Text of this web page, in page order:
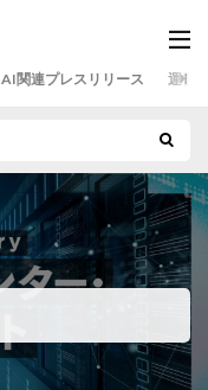
AI関連プレスリリース 運営